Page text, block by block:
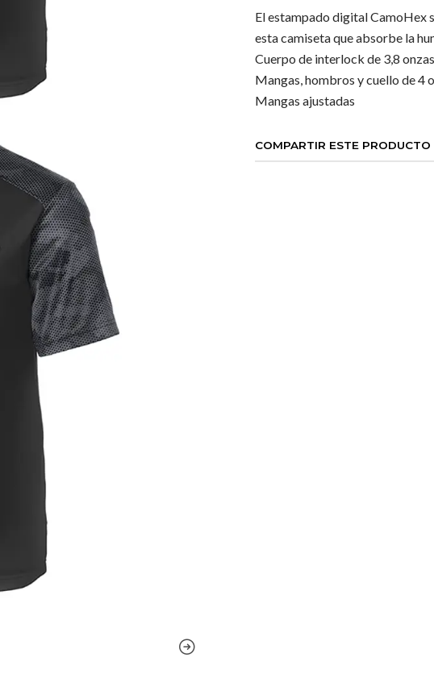
El estampado digital CamoHex
esta camiseta que absorbe la
Cuerpo de interlock de 3,8
Mangas, hombros y cuello de 4
Mangas ajustadas
COMPARTIR ESTE PRODUCTO